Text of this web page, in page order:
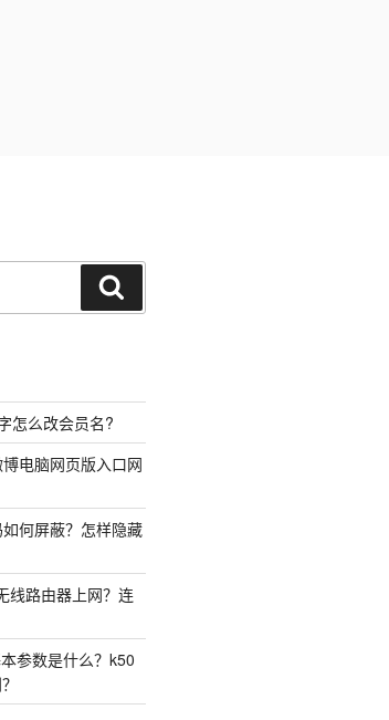
索
怎么改会员名?
电脑网页版入口网
何屏蔽？怎样隐藏
线路由器上网？连
参数是什么？k50